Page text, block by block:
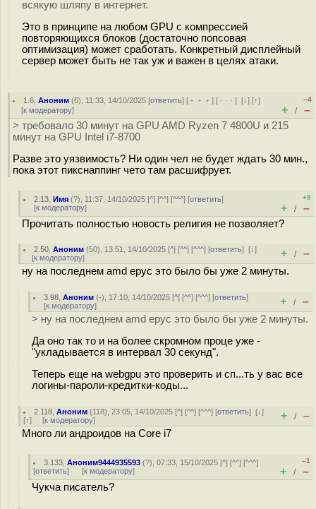
всякую шляпу в интернет.
Это в принципе на любом GPU с компрессией
повторяющихся блоков (достаточно попсовая
оптимизация) может сработать. Конкретный дисплейный
сервер может быть не так уж и важен в целях атаки.
1.6 ,Аноним (6), 11:33, 14/10/2025 [ответить] [ ﹢﹢﹢] [ · · ·][↓] [↑]
[к модератору]
–4
+ / –
> требовало 30 минут на GPU AMD Ryzen 7 4800U и 215
минут на GPU Intel i7-8700
Разве это уязвимость? Ни один чел не будет ждать 30 мин.,
пока этот пикснаппинг чето там расшифрует.
2.13 ,Имя (?), 11:37, 14/10/2025 [^] [^^] [^^^] [ответить]
[к модератору]
+9
+ / –
Прочитать полностью новость религия не позволяет?
2.50 ,Аноним (50), 13:51, 14/10/2025 [^] [^^] [^^^] [ответить][↓]
[к модератору] + / –
ну на последнем amd epyc это было бы уже 2 минуты.
3.98 ,Аноним (-), 17:10, 14/10/2025 [^] [^^] [^^^] [ответить]
[к модератору] + / –
> ну на последнем amd epyc это было бы уже 2 минуты.
Да оно так то и на более скромном проце уже -
"укладывается в интервал 30 секунд".
Теперь еще на webgpu это проверить и сп...ть у вас все
логины-пароли-кредитки-коды...
2.118 ,Аноним (118), 23:05, 14/10/2025 [^] [^^] [^^^] [ответить][↓]
[↑] [к модератору] + / –
Много ли андроидов на Core i7
3.133 ,Аноним9444935593 (?), 07:33, 15/10/2025 [^] [^^] [^^^]
[ответить] [к модератору]
–1
+ / –
Чукча писатель?